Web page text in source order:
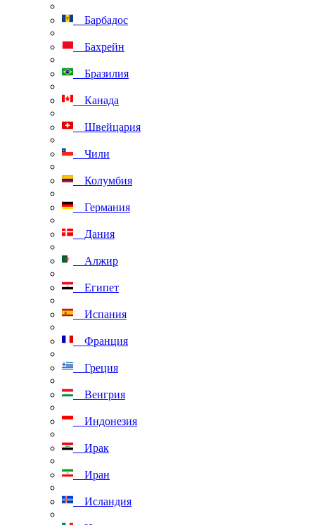
Барбадос
Бахрейн
Бразилия
Канада
Швейцария
Чили
Колумбия
Германия
Дания
Алжир
Египет
Испания
Франция
Греция
Венгрия
Индонезия
Ирак
Иран
Исландия